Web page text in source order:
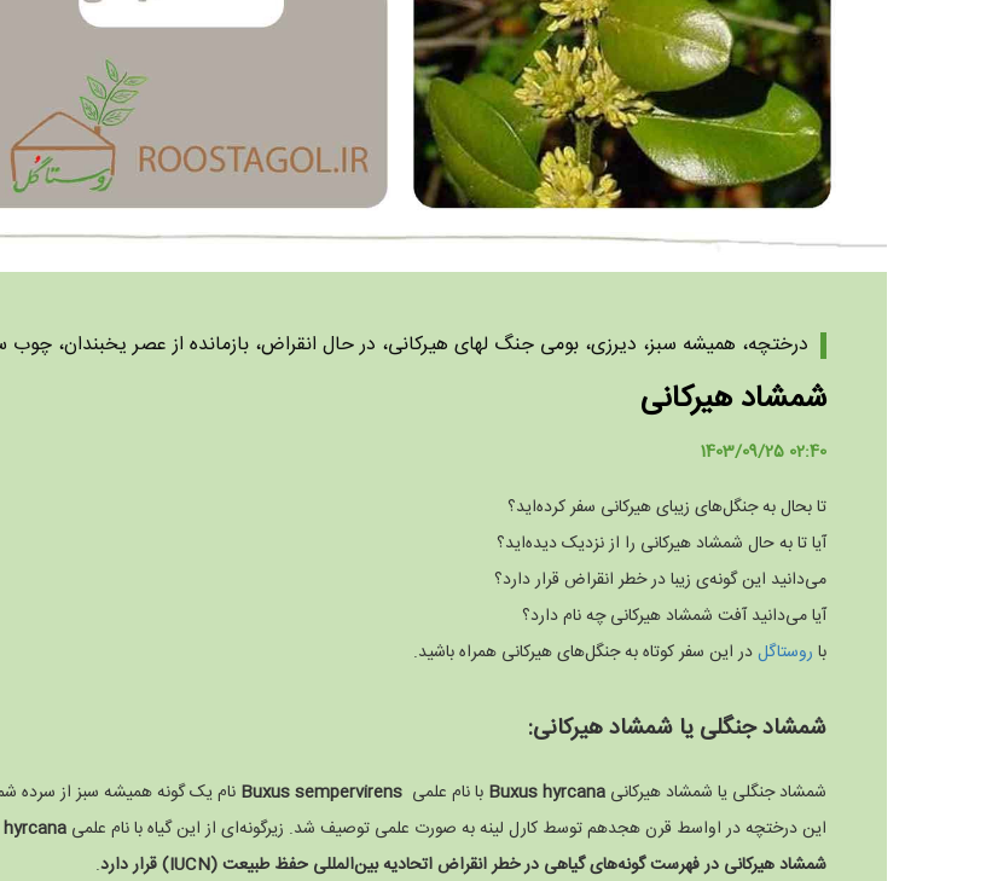
درختچه، همیشه سبز، دیرزی، بومی جنگ لهای هیرکانی، در حال انقراض، بازمانده از عصر یخبندان،
شمشاد هیرکانی
1403/09/25 02:40
تا بحال به جنگل‌های زیبای هیرکانی سفر کرده‌اید؟
آیا تا به حال شمشاد هیرکانی را از نزدیک دیده‌اید؟
می‌دانید این گونه‌ی زیبا در خطر انقراض قرار دارد؟
آیا می‌دانید آفت شمشاد هیرکانی چه نام دارد؟
با روستاگلدر این سفر کوتاه به جنگل‌های هیرکانی همراه باشید.
شمشاد جنگلی یا شمشاد هیرکانی:
شمشاد جنگلی یا شمشاد هیرکانی Buxus hyrcana با نام علمی Buxus sempervirens نام یک گونه همیشه سبز از سرده
این درختچه در اواسط قرن هجدهم توسط کارل لینه به صورت علمی توصیف شد. زیرگونه‌ای از این گیاه با نام علمی
شمشاد هیرکانی در فهرست گونه‌های گیاهی در خطر انقراض اتحادیه بین‌المللی حفظ طبیعت(IUCN) قرار دارد.